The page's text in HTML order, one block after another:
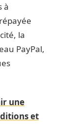
à
la
PayPal,
une
et